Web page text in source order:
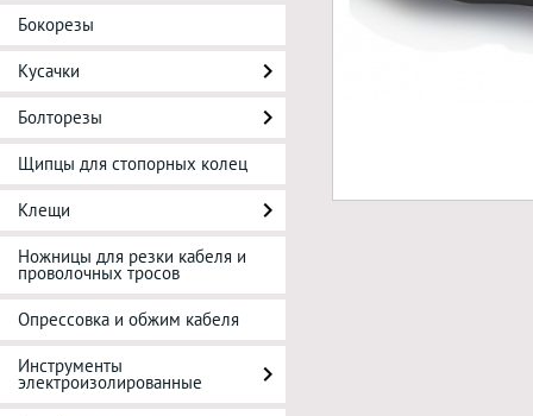
Бокорезы
Кусачки
Болторезы
Щипцы для стопорных колец
Клещи
Ножницы для резки кабеля и
проволочных тросов
Опрессовка и обжим кабеля
Инструменты
электроизолированные